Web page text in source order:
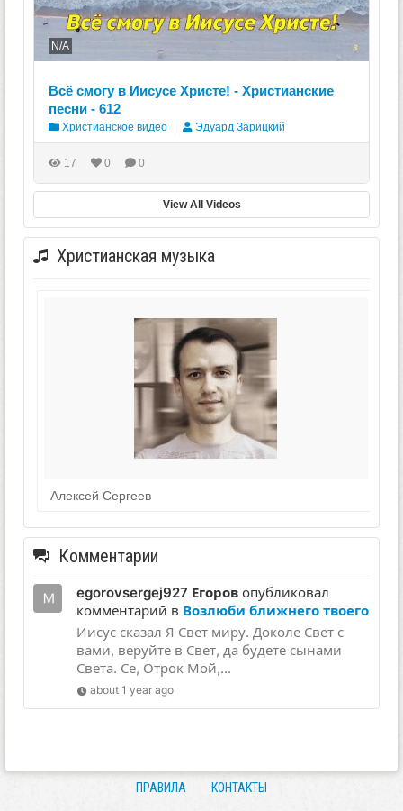
N/A
Всё смогу в Иисусе Христе! - Христианские
песни - 612
Христианское видео Эдуард Зарицкий
17 0 0
View All Videos
Христианская музыка
Алексей Сергеев
Комментарии
egorovsergej927 Егоров опубликовал
комментарий в Возлюби ближнего твоего
Иисус сказал Я Свет миру. Доколе Свет с
вами, веруйте в Свет, да будете сынами
Света. Се, Отрок Мой,...
about 1 year ago
ПРАВИЛА КОНТАКТЫ